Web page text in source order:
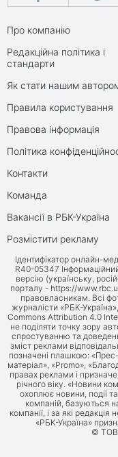
Про компанію
Редакційна політика і
стандарти
Як стати нашим
Правила користування
Правова інформація
Політика
Контакти
Команда
Вакансії в РБК-Україна
Розмістити рекламу
Ідентифікатор онлайн-
R40-05347
версію (українську,
порталу - https://
правовласникам. Всі
журналісти «РБК-
Commons Attribution 4.0
не поділяти точку зору
спростуванню та
зміст реклами
позначені плашкою:
матеріал», «Promo»,
правах реклами і
річного віку. «Новини
охоплює новини, події
компаній, базуються
компанії, і за які
«РБК-Україна»
© ТОВ